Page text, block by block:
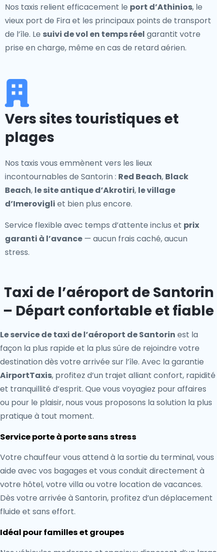
Nos taxis relient efficacement le port d’Athinios, le
vieux port de Fira et les principaux points de transport
de l’île. Le suivi de vol en temps réel garantit votre
prise en charge, même en cas de retard aérien.
Vers sites touristiques et
plages
Nos taxis vous emmènent vers les lieux
incontournables de Santorin : Red Beach, Black
Beach, le site antique d’Akrotiri, le village
d’Imerovigli et bien plus encore.
Service flexible avec temps d’attente inclus et prix
garanti à l’avance — aucun frais caché, aucun
stress.
Taxi de l’aéroport de Santorin
– Départ confortable et fiable
Le service de taxi de l’aéroport de Santorin est la
façon la plus rapide et la plus sûre de rejoindre votre
destination dès votre arrivée sur l’île. Avec la garantie
AirportTaxis, profitez d’un trajet alliant confort, rapidité
et tranquillité d’esprit. Que vous voyagiez pour affaires
ou pour le plaisir, nous vous proposons la solution la plus
pratique à tout moment.
Service porte à porte sans stress
Votre chauffeur vous attend à la sortie du terminal, vous
aide avec vos bagages et vous conduit directement à
votre hôtel, votre villa ou votre location de vacances.
Dès votre arrivée à Santorin, profitez d’un déplacement
fluide et sans effort.
Idéal pour familles et groupes